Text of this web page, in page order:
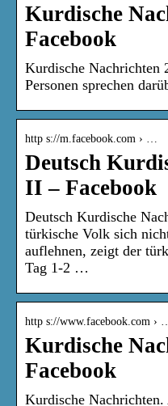
Kurdische
Facebook
Kurdische Nachrichten
Personen sprechen
http s://m.facebook.com › …
Deutsch
II – Facebook
Deutsch Kurdische
türkische Volk sich
auflehnen, zeigt der
Tag 1-2 …
http s://www.facebook.com ›
Kurdische
Facebook
Kurdische